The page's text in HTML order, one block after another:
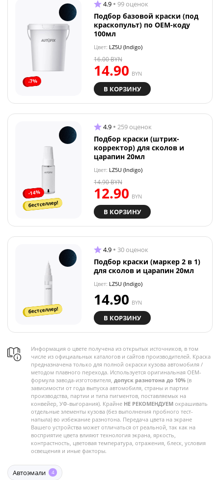
-7%
4.9 99 оценок
Подбор базовой краски (под
краскопульт) по OEM-коду
100мл
Цвет: LZ5U (Indigo)
14.90 BYN
16.00BYN
В КОРЗИНУ
-14%
бестселлер!
4.9 259 оценок
Подбор краски (штрих-
корректор) для сколов и
царапин 20мл
Цвет: LZ5U (Indigo)
12.90 BYN
14.90BYN
В КОРЗИНУ
бестселлер!
4.9 30 оценок
Подбор краски (маркер 2 в 1)
для сколов и царапин 20мл
Цвет: LZ5U (Indigo)
14.90 BYN
В КОРЗИНУ
Информация о цвете получена из открытых источников, в том
числе из официальных каталогов и сайтов производителей. Краска
предназначена только для полной окраски кузова автомобиля /
методом плавного перехода. Используется оригинальная OEM-
формула завода-изготовителя, допуск разнотона до 10% (в
зависимости от года выпуска автомобиля, страны и партии
производства, партии и типа пигментов, поставляемых на
конвейер, УФ-выгорания). Крайне НЕ РЕКОМЕНДУЕМ окрашивать
отдельные элементы кузова (без выполнения пробного тест-
напыла) во избежание разнотона. Передача цвета на экране
Вашего устройства может отличаться от реальной, так как на
восприятие цвета влияют технология экрана, яркость,
контрастность, цветовая температура, отражения, блеск, условия
освещения и иные факторы.
Автоэмали 4